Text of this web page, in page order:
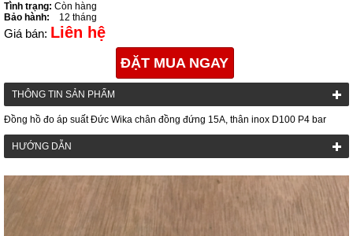
Tình trạng: Còn hàng
Bảo hành:
12 tháng
Giá bán: Liên hệ
ĐẶT MUA NGAY
THÔNG TIN SẢN PHẨM
Đồng hồ đo áp suất Đức Wika chân đồng đứng 15A, thân inox D100 P4 bar
HƯỚNG DẪN